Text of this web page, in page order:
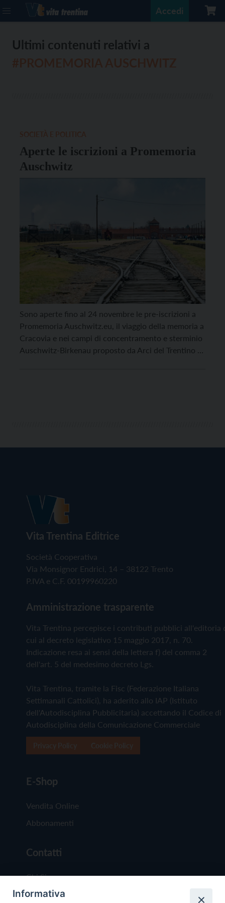
Accedi
Ultimi contenuti relativi a
Aperte le iscrizioni a Promemoria
Auschwitz
Sono aperte fino al 24 novembre le pre-iscrizioni a
Promemoria Auschwitz.eu, il viaggio della memoria a
Cracovia e nei campi di concentramento e sterminio
Auschwitz-Birkenau proposto da Arci del Trentino e
Vita Trentina Editrice
Società Cooperativa
Via Monsignor Endrici, 14 – 38122 Trento
P.IVA e C.F. 00199960220
Amministrazione trasparente
Vita Trentina percepisce i contributi pubblici all'editoria
cui al decreto legislativo 15 maggio 2017, n. 70.
Indicazione resa ai sensi della lettera f) del comma 2
dell'art. 5 del medesimo decreto Lgs.
Vita Trentina, tramite la Fisc (Federazione Italiana
Settimanali Cattolici), ha aderito allo IAP (Istituto
dell'Autodisciplina Pubblicitaria) accettando il Codice di
Autodisciplina della Comunicazione Commerciale
E-Shop
Vendita Online
Abbonamenti
Contatti
Chi Siamo
Redazione
Informativa